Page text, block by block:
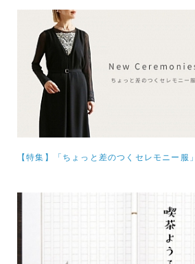
【特集】 「ちょっと差のつくセレモニー服」